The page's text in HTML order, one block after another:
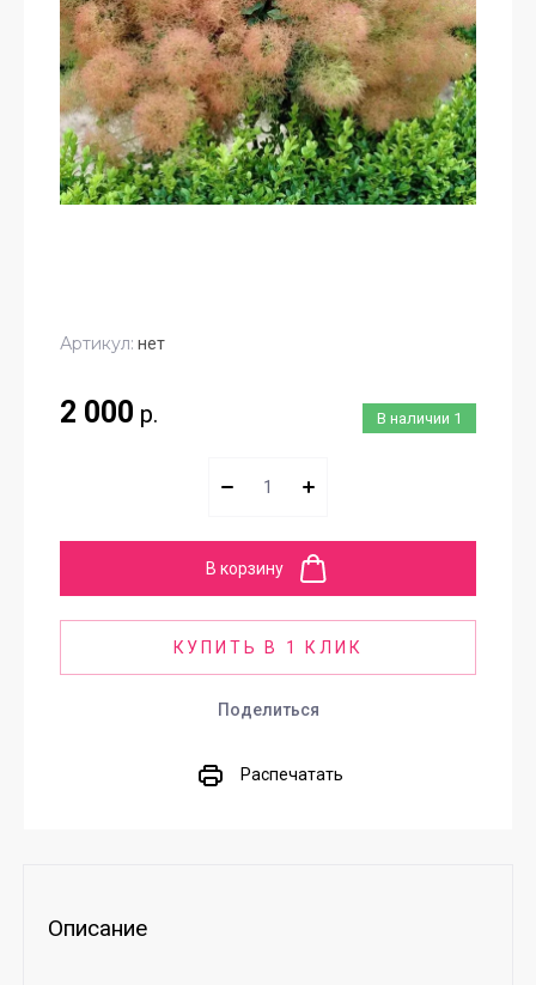
Артикул: нет
В наличии 1
2 000 р.
В корзину
КУПИТЬ В 1 КЛИК
Поделиться
Распечатать
Описание